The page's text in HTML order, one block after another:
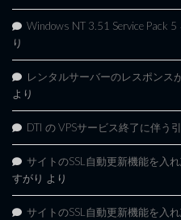
Windows NT 3.51 Service Pack
り
レンタルサーバーのレスポンス
より
DTI の VPSサービス終了に伴う
サイトのSSL自動更新機能を入
すがり より
サイトのSSL自動更新機能を入